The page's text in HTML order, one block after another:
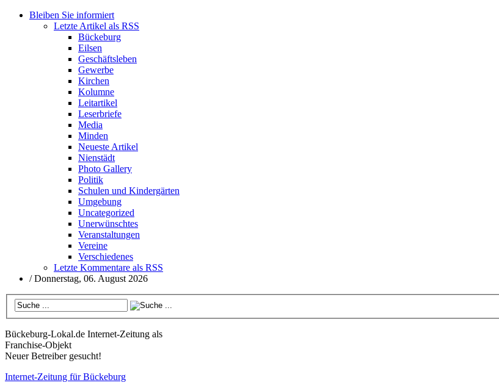
Bleiben Sie informiert
Letzte Artikel als RSS
Bückeburg
Eilsen
Geschäftsleben
Gewerbe
Kirchen
Kolumne
Leitartikel
Leserbriefe
Media
Minden
Neueste Artikel
Nienstädt
Photo Gallery
Politik
Schulen und Kindergärten
Umgebung
Uncategorized
Unerwünschtes
Veranstaltungen
Vereine
Verschiedenes
Letzte Kommentare als RSS
/Donnerstag, 06. August 2026
Bückeburg-Lokal.de Internet-Zeitung als
Franchise-Objekt
Neuer Betreiber gesucht!
Internet-Zeitung fürBückeburg